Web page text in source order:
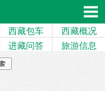
西藏包车
西藏概况
进藏问答 旅游信息